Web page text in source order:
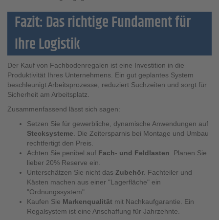
Fazit: Das richtige Fundament für
Ihre Logistik
Der Kauf von Fachbodenregalen ist eine Investition in die
Produktivität Ihres Unternehmens. Ein gut geplantes System
beschleunigt Arbeitsprozesse, reduziert Suchzeiten und sorgt für
Sicherheit am Arbeitsplatz.
Zusammenfassend lässt sich sagen:
Setzen Sie für gewerbliche, dynamische Anwendungen auf
Stecksysteme . Die Zeitersparnis bei Montage und Umbau
rechtfertigt den Preis.
Achten Sie penibel auf Fach- und Feldlasten . Planen Sie
lieber 20% Reserve ein.
Unterschätzen Sie nicht das Zubehör . Fachteiler und
Kästen machen aus einer "Lagerfläche" ein
"Ordnungssystem".
Kaufen Sie Markenqualität mit Nachkaufgarantie. Ein
Regalsystem ist eine Anschaffung für Jahrzehnte.